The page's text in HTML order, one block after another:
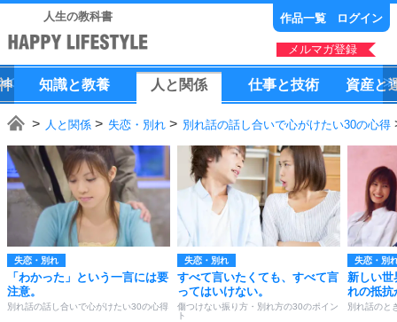
人生の教科書 作品一覧 ログイン
メルマガ登録
知識と教養 人 と 関係 仕事と技術 資産と
人と関係 失恋・別れ 別れ話の話し合いで心がけたい30の心得
失恋・別れ
「わかった」という一言には要
注意。
別れ話の話し合いで心がけたい30の心得
失恋・別れ
すべて言いたくても、すべて言
ってはいけない。
傷つけない振り方・別れ方の30のポイン
ト
失恋・別
新しい世
れの抵抗
別れ話のと